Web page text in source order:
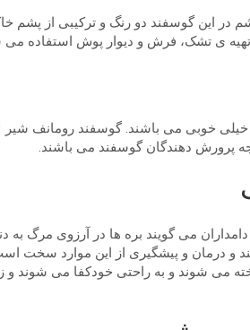
این گوسفند دو رنگ و ترکیبی از پشم
ی تشک، فرش و دیوار پوش استفاده می
خوبی می باشند. گوسفند رومانف شیر
پرورش دهندگان گوسفند می باشند.
می گویند بره ها در آرزوی مرگ به
و درمان و پیشگیری از این موارد سخت
می شوند و به راحتی خودکفا می شوند و